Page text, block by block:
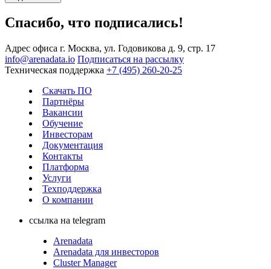
Спасибо, что подписались!
Адрес офиса г. Москва, ул. Годовикова д. 9, стр. 17
info@arenadata.io Подписаться на рассылку
Техническая поддержка +7 (495) 260-20-25
Скачать ПО
Партнёры
Вакансии
Обучение
Инвесторам
Документация
Контакты
Платформа
Услуги
Техподдержка
О компании
ссылка на telegram
Arenadata
Arenadata для инвесторов
Cluster Manager